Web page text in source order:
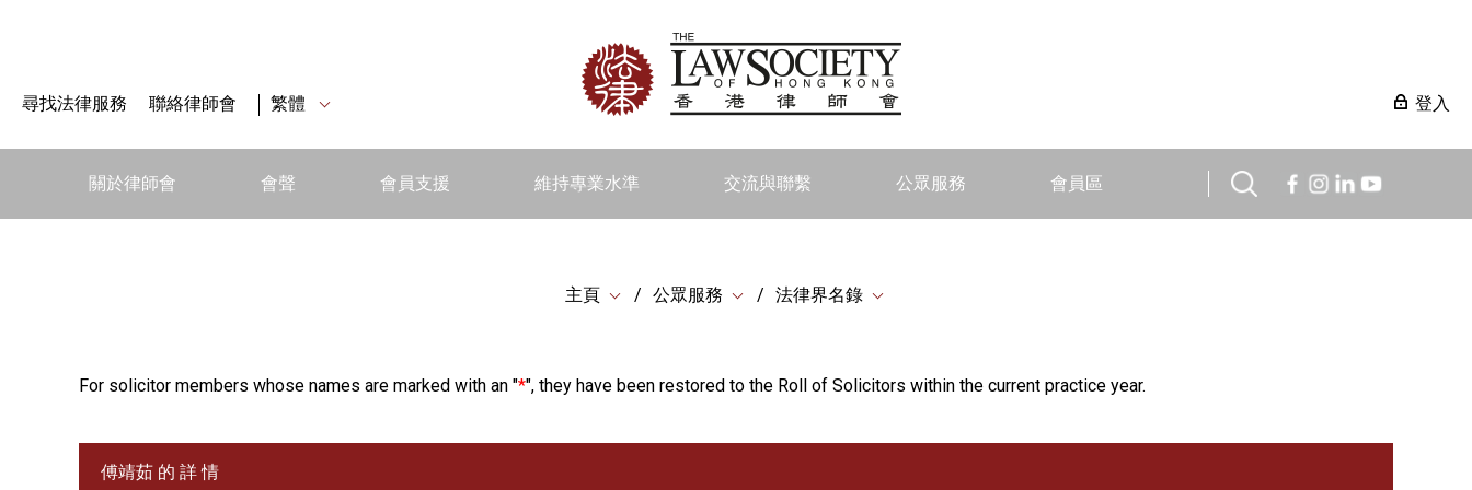
尋找法律服務 聯絡律師會 繁體 登入
關於律師會 會聲 會員支援 維持專業水準 交流與聯繫 公眾服務 會員區
主頁 公眾服務 法律界名錄
For solicitor members whose names are marked with an "*", they have been restored to the Roll of Solicitors within the current practice year.
傅靖茹 的 詳 情